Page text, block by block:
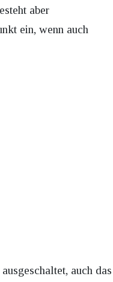
aber
ein, wenn auch
auch das